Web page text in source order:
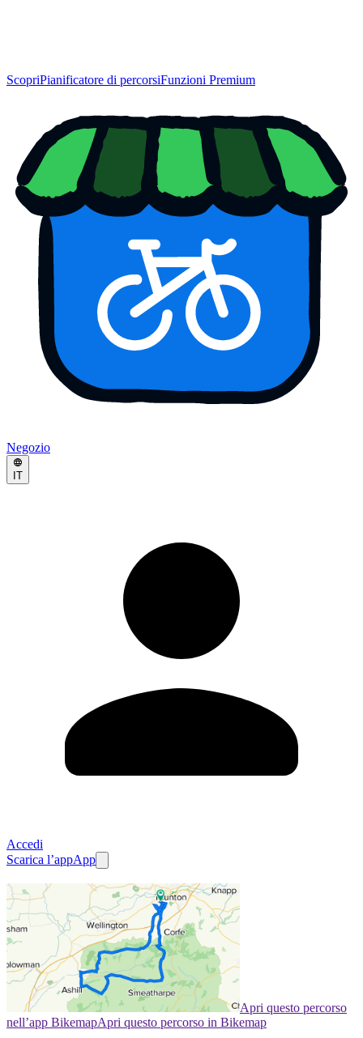
ScopriPianificatore di percorsiFunzioni Premium
Negozio
IT
Accedi
Scarica l’appApp
Apri questo percorso
nell’app BikemapApri questo percorso in Bikemap